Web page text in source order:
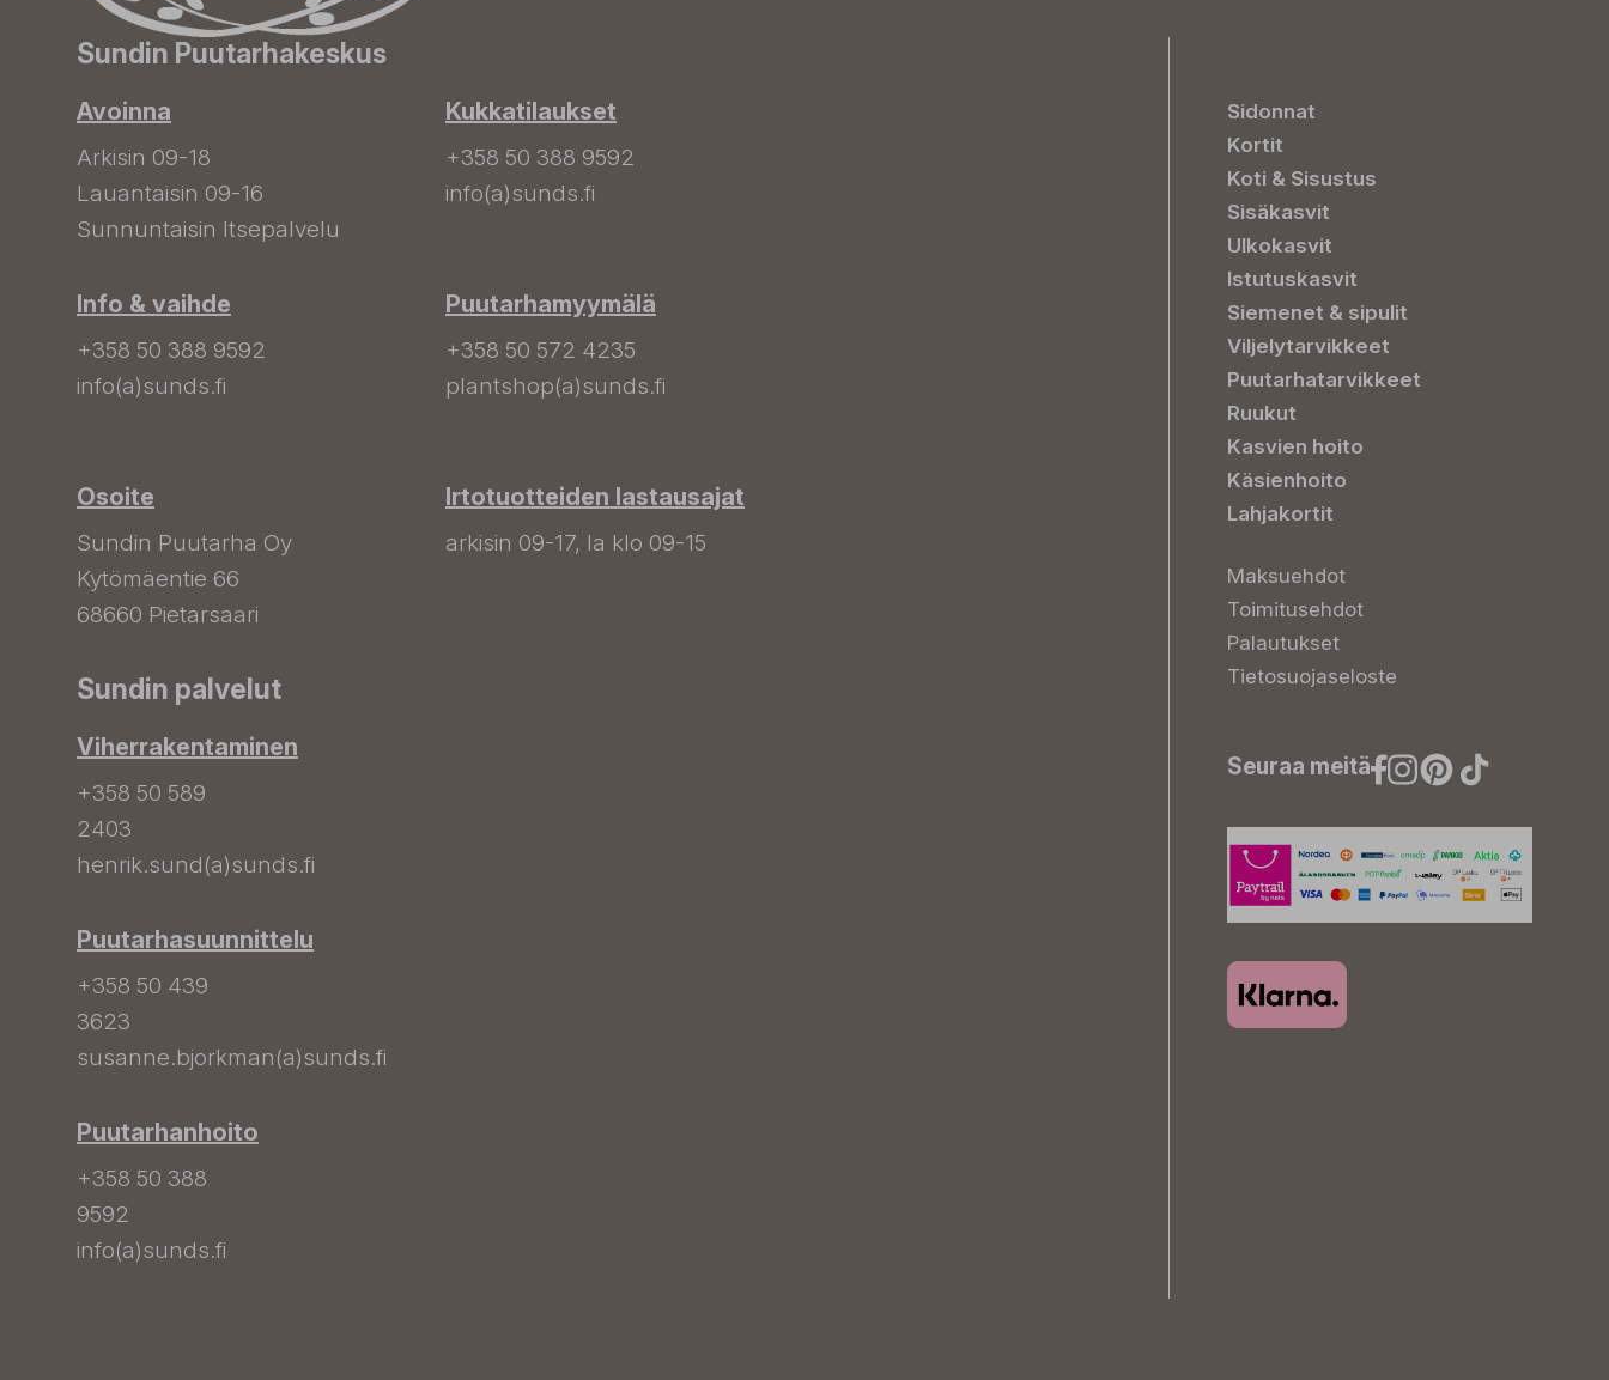
Sundin Puutarhakeskus
Avoinna
Arkisin 09-18
Lauantaisin 09-16
Sunnuntaisin Itsepalvelu
Info & vaihde
+358 50 388 9592
info(a)sunds.fi
Osoite
Sundin Puutarha Oy
Kytömäentie 66
68660 Pietarsaari
Kukkatilaukset
+358 50 388 9592
info(a)sunds.fi
Puutarhamyymälä
+358 50 572 4235
plantshop(a)sunds.fi
Irtotuotteiden lastausajat
arkisin 09-17, la klo 09-15
Sundin palvelut
Viherrakentaminen
+358 50 589
2403
henrik.sund(a)sunds.fi
Puutarhasuunnittelu
+358 50 439
3623
susanne.bjorkman(a)sunds.fi
Puutarhanhoito
+358 50 388
9592
info(a)sunds.fi
Sidonnat
Kortit
Koti & Sisustus
Sisäkasvit
Ulkokasvit
Istutuskasvit
Siemenet & sipulit
Viljelytarvikkeet
Puutarhatarvikkeet
Ruukut
Kasvien hoito
Käsienhoito
Lahjakortit
Maksuehdot
Toimitusehdot
Palautukset
Tietosuojaseloste
Seuraa meitä